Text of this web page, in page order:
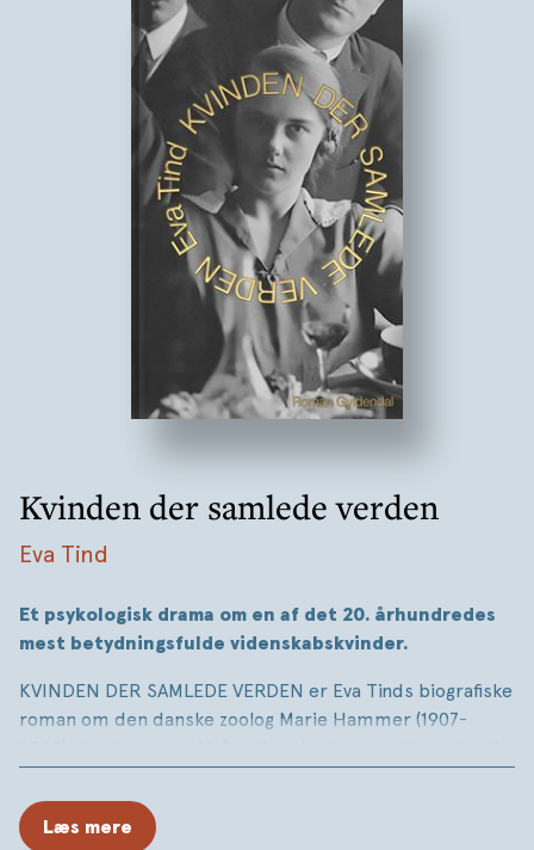
Kvinden der samlede verden
Eva Tind
Et psykologisk drama om en af det 20. århundredes
mest betydningsfulde videnskabskvinder.
KVINDEN DER SAMLEDE VERDEN er Eva Tinds biografiske
roman om den danske zoolog Marie Hammer (1907-
et tidspunkt har været forenet. Samtidig har hun en
drøm om en familie. Men stik imod tidens normer
Læs mere